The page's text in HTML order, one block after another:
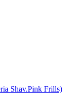
Shav.Pink Frills)